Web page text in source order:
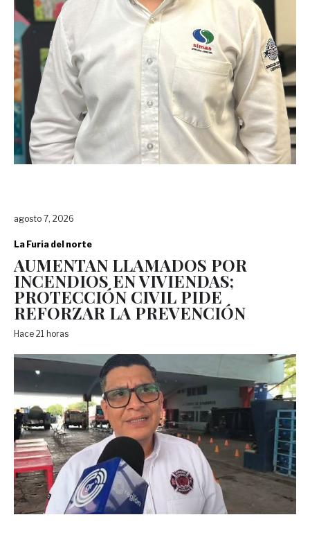
agosto 7, 2026
La Furia del norte
AUMENTAN LLAMADOS POR
INCENDIOS EN VIVIENDAS;
PROTECCIÓN CIVIL PIDE
REFORZAR LA PREVENCIÓN
Hace 21 horas